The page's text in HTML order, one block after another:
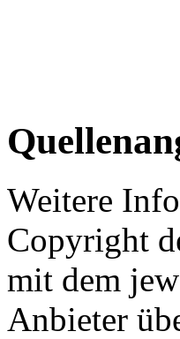
Weitere
Copyright
mit dem
Anbieter